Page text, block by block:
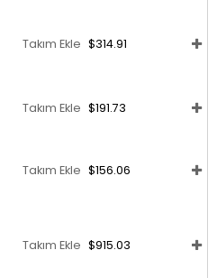
Takım Ekle $314.91
Takım Ekle $191.73
Takım Ekle $156.06
Takım Ekle $915.03